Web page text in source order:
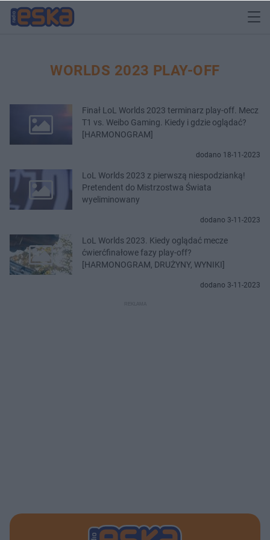
WORLDS 2023 PLAY-OFF
Finał LoL Worlds 2023 terminarz play-off. Mecz
T1 vs. Weibo Gaming. Kiedy i gdzie oglądać?
[HARMONOGRAM]
dodano 18-11-2023
LoL Worlds 2023 z pierwszą niespodzianką!
Pretendent do Mistrzostwa Świata
wyeliminowany
dodano 3-11-2023
LoL Worlds 2023. Kiedy oglądać mecze
ćwierćfinałowe fazy play-off?
[HARMONOGRAM, DRUŻYNY, WYNIKI]
dodano 3-11-2023